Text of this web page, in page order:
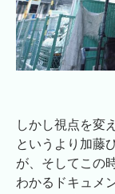
しかし視点を変
というより加藤
が、そしてこの
わかるドキュメ